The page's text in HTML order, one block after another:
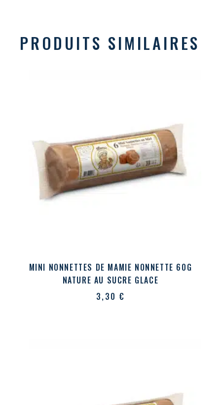
PRODUITS SIMILAIRES
MINI NONNETTES DE MAMIE NONNETTE 60G
NATURE AU SUCRE GLACE
3,30 €